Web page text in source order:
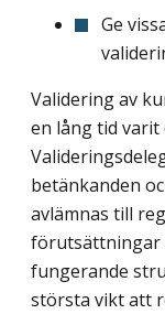
Ge
Validering av
en lång tid varit
betänkanden
avlämnas till
förutsättningar
fungerande
största vikt att